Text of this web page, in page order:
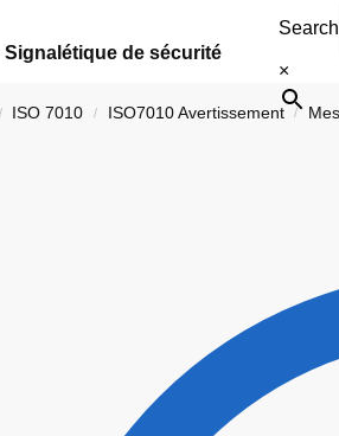
Search
×
/ ISO 7010 / ISO7010 Avertissement /